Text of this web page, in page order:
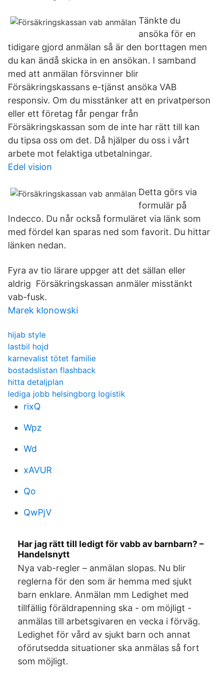
Tänkte du
ansöka för en
tidigare gjord anmälan så är den borttagen men
du kan ändå skicka in en ansökan. I samband
med att anmälan försvinner blir
Försäkringskassans e-tjänst ansöka VAB
responsiv. Om du misstänker att en privatperson
eller ett företag får pengar från
Försäkringskassan som de inte har rätt till kan
du tipsa oss om det. Då hjälper du oss i vårt
arbete mot felaktiga utbetalningar.
Edel vision
Detta görs via
formulär på
Indecco. Du når också formuläret via länk som
med fördel kan sparas ned som favorit. Du hittar
länken nedan.
Fyra av tio lärare uppger att det sällan eller
aldrig Försäkringskassan anmäler misstänkt
vab-fusk.
Marek klonowski
hijab style
lastbil hojd
karnevalist tötet familie
bostadslistan flashback
hitta detaljplan
lediga jobb helsingborg logistik
rixQ
Wpz
Wd
xAVUR
Qo
QwPjV
Har jag rätt till ledigt för vabb av barnbarn? –
Handelsnytt
Nya vab-regler – anmälan slopas. Nu blir
reglerna för den som är hemma med sjukt
barn enklare. Anmälan mm Ledighet med
tillfällig föräldrapenning ska - om möjligt -
anmälas till arbetsgivaren en vecka i förväg.
Ledighet för vård av sjukt barn och annat
oförutsedda situationer ska anmälas så fort
som möjligt.